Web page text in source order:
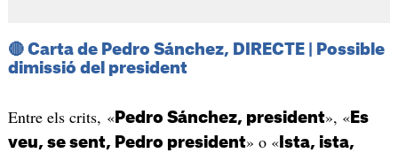
🔴Carta de Pedro Sánchez, DIRECTE | Possible
dimissió del president
Entre els crits, «Pedro Sánchez, president», «Es
veu, se sent, Pedro president» o «Ista, ista,